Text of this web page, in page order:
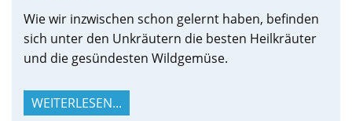
Wie wir inzwischen schon gelernt haben, befinden
sich unter den Unkräutern die besten Heilkräuter
und die gesündesten Wildgemüse.
WEITERLESEN...